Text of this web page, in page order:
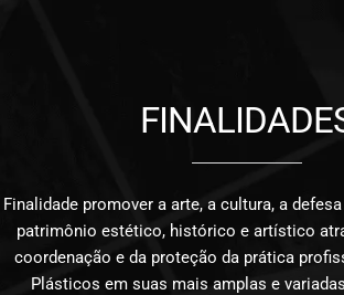
Finalidade promover a arte, a cultura, a
patrimônio estético, histórico e artístico
coordenação e da proteção da prática
Plásticos em suas mais amplas e